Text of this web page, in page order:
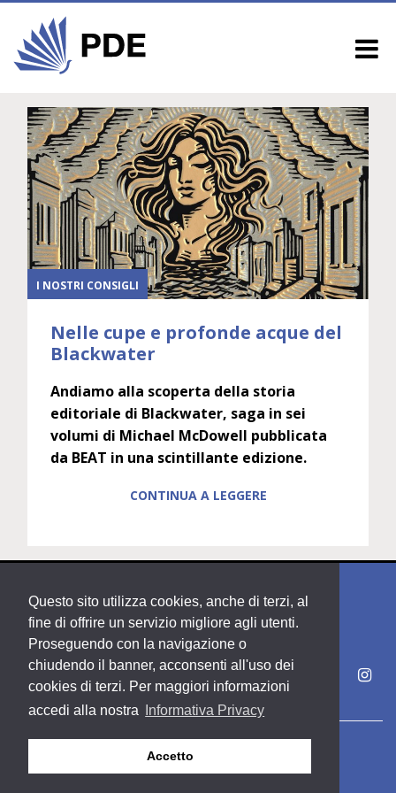
Questo sito utilizza cookies, anche di terzi, al
fine di offrire un servizio migliore agli utenti.
Proseguendo con la navigazione o
chiudendo il banner, acconsenti all'uso dei
cookies di terzi. Per maggiori informazioni
accedi alla nostra
Informativa Privacy
Accetto
I NOSTRI CONSIGLI
Nelle cupe e profonde acque del
Blackwater
Andiamo alla scoperta della storia
editoriale di Blackwater, saga in sei
volumi di Michael McDowell pubblicata
da BEAT in una scintillante edizione.
CONTINUA A LEGGERE
Copyright PDE srl società del Gruppo Feltrinelli S. p. A.